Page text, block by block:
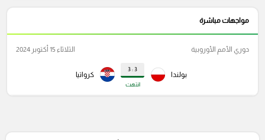
مواجهات مباشرة
بولندا
3 : 3
انتهت
كرواتيا
دوري الأمم الأوروبية الثلاثاء 15 أكتوبر 2024